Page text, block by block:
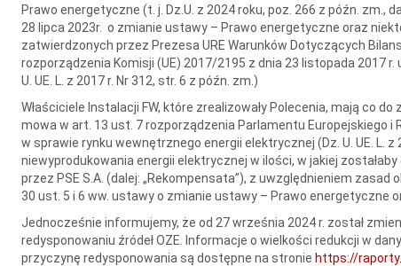
Prawo energetyczne (t. j. Dz.U. z 2024 roku, poz. 266 z późn. zm.,
28 lipca 2023r. o zmianie ustawy – Prawo energetyczne oraz
zatwierdzonych przez Prezesa URE Warunków Dotyczących
rozporządzenia Komisji (UE) 2017/2195 z dnia 23 listopada 2017
U. UE. L. z 2017 r. Nr 312, str. 6 z późn. zm.)
Właściciele Instalacji FW, które zrealizowały Polecenia, mają co
mowa w art. 13 ust. 7 rozporządzenia Parlamentu Europejskiego i
w sprawie rynku wewnętrznego energii elektrycznej (Dz. U. UE. L. z
niewyprodukowania energii elektrycznej w ilości, w jakiej
przez PSE S.A. (dalej: „Rekompensata”), z uwzględnieniem
30 ust. 5 i 6 ww. ustawy o zmianie ustawy – Prawo energetyczne
Jednocześnie informujemy, że od 27 września 2024 r. został
redysponowaniu źródeł OZE. Informacje o wielkości redukcji w
przyczynę redysponowania są dostępne na stronie https://